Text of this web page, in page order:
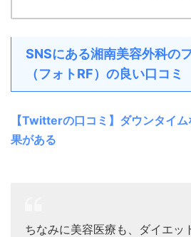
SNSにある湘南美容外科の
（フォトRF）の良い口コミ
【Twitterの口コミ】ダウンタイ
果がある
ちなみに美容医療も、ダイエッ